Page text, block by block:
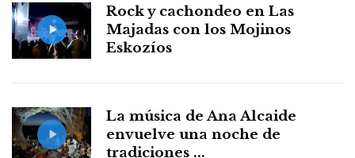
Rock y cachondeo en Las
Majadas con los Mojinos
Eskozíos
La música de Ana Alcaide
envuelve una noche de
tradiciones ...